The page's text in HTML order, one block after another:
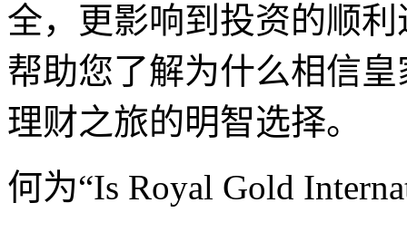
全，更影响到投资的顺
帮助您了解为什么相信
理财之旅的明智选择。
何为“Is Royal Gold